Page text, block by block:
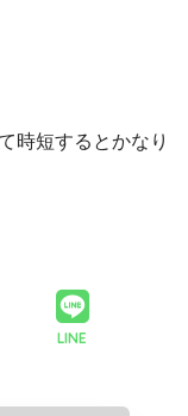
時短するとかなり
LINE